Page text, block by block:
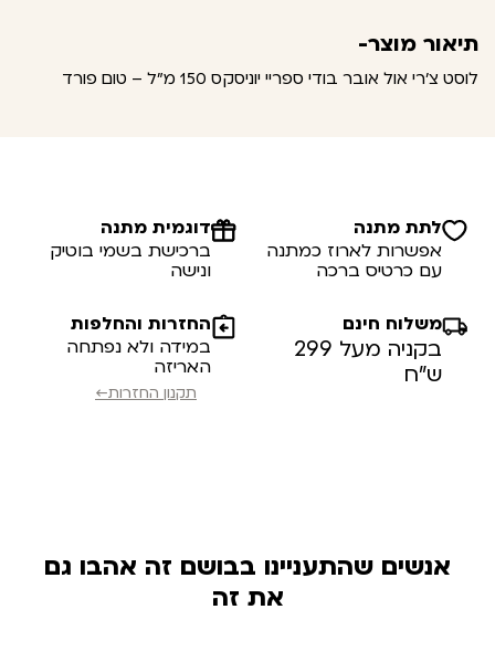
תיאור מוצר-
לוסט צ'רי אול אובר בודי ספריי יוניסקס 150 מ"ל – טום פורד
לתת מתנה
אפשרות לארוז כמתנה
עם כרטיס ברכה
דוגמית מתנה
ברכישת בשמי בוטיק
ונישה
משלוח חינם
בקניה מעל 299
ש”ח
החזרות והחלפות
במידה ולא נפתחה
האריזה
תקנון החזרות←
אנשים שהתעניינו בבושם זה אהבו גם
את זה